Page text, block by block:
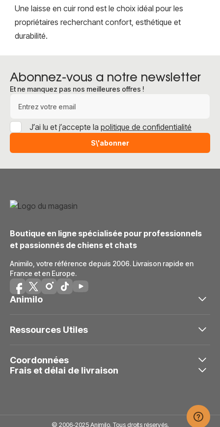
Une laisse en cuir rond est le choix idéal pour les
propriétaires recherchant confort, esthétique et
durabilité.
Abonnez-vous a notre newsletter
Et ne manquez pas nos meilleures offres !
S\'abonner
J’ai lu et j’accepte la politique de confidentialité
Boutique en ligne spécialisée pour professionnels
et passionnés de chiens et chats
Animilo, votre référence depuis 2006. Livraison rapide en
France et en Europe.
Animilo
Ressources Utiles
Coordonnées
Frais et délai de livraison
© 2006-2025 Animilo. Tous droits réservés.